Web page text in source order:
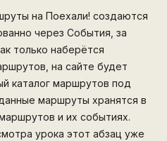
на Поехали! создаются
через События, за
только наберётся
на сайте будет
каталог маршрутов под
маршруты хранятся в
и их событиях.
урока этот абзац уже